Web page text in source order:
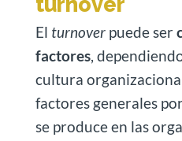
El turnover puede ser
factores,
cultura
factores generales
se produce en las